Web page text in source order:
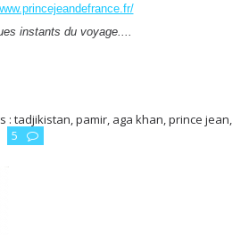
instants du voyage....
:tadjikistan,pamir, aga khan,prince jean,
5